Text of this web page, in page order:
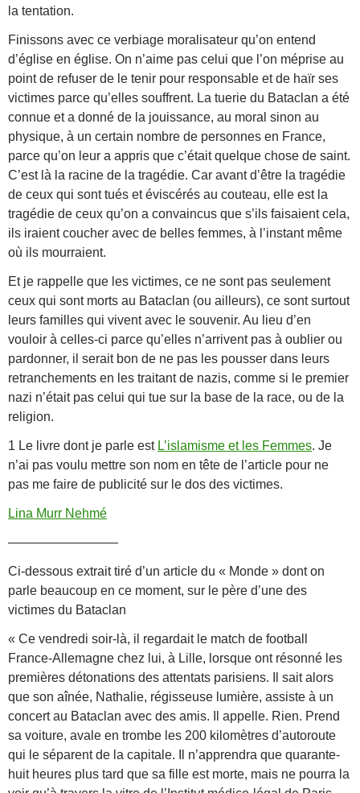
la tentation.
Finissons avec ce verbiage moralisateur qu’on entend
d’église en église. On n’aime pas celui que l’on méprise au
point de refuser de le tenir pour responsable et de haïr ses
victimes parce qu’elles souffrent. La tuerie du Bataclan a été
connue et a donné de la jouissance, au moral sinon au
physique, à un certain nombre de personnes en France,
parce qu’on leur a appris que c’était quelque chose de saint.
C’est là la racine de la tragédie. Car avant d’être la tragédie
de ceux qui sont tués et éviscérés au couteau, elle est la
tragédie de ceux qu’on a convaincus que s’ils faisaient cela,
ils iraient coucher avec de belles femmes, à l’instant même
où ils mourraient.
Et je rappelle que les victimes, ce ne sont pas seulement
ceux qui sont morts au Bataclan (ou ailleurs), ce sont surtout
leurs familles qui vivent avec le souvenir. Au lieu d’en
vouloir à celles-ci parce qu’elles n’arrivent pas à oublier ou
pardonner, il serait bon de ne pas les pousser dans leurs
retranchements en les traitant de nazis, comme si le premier
nazi n’était pas celui qui tue sur la base de la race, ou de la
religion.
1 Le livre dont je parle est L’islamisme et les Femmes. Je
n’ai pas voulu mettre son nom en tête de l’article pour ne
pas me faire de publicité sur le dos des victimes.
Lina Murr Nehmé
————————–
Ci-dessous extrait tiré d’un article du « Monde » dont on
parle beaucoup en ce moment, sur le père d’une des
victimes du Bataclan
« Ce vendredi soir-là, il regardait le match de football
France-Allemagne chez lui, à Lille, lorsque ont résonné les
premières détonations des attentats parisiens. Il sait alors
que son aînée, Nathalie, régisseuse lumière, assiste à un
concert au Bataclan avec des amis. Il appelle. Rien. Prend
sa voiture, avale en trombe les 200 kilomètres d’autoroute
qui le séparent de la capitale. Il n’apprendra que quarante-
huit heures plus tard que sa fille est morte, mais ne pourra la